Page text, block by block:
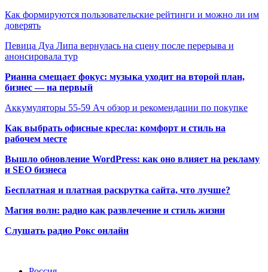
Как формируются пользовательские рейтинги и можно ли им
доверять
Певица Дуа Липа вернулась на сцену после перерыва и
анонсировала тур
Рианна смещает фокус: музыка уходит на второй план,
бизнес — на первый
Аккумуляторы 55-59 Ач обзор и рекомендации по покупке
Как выбрать офисные кресла: комфорт и стиль на
рабочем месте
Вышло обновление WordPress: как оно влияет на рекламу
и SEO бизнеса
Бесплатная и платная раскрутка сайта, что лучше?
Магия волн: радио как развлечение и стиль жизни
Слушать радио Рокс онлайн